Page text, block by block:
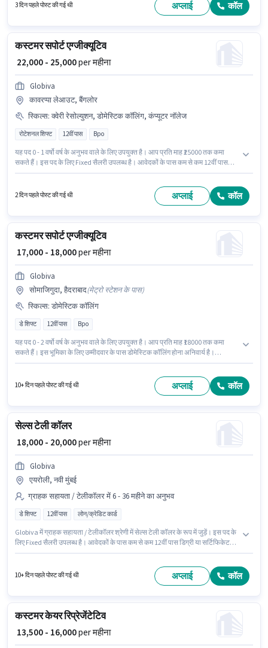
लिए खुली है, मासिक वेतन ₹15000 रहेगा। इस पद के लिए आवश्यक दस्तावेज़ जैसे PAN कार्ड,
3 दिन पहले पोस्ट की गई थी अप्लाई कॉल
कस्टमर सपोर्ट एग्जीक्यूटिव
₹ 22,000 - 25,000per महीना
Globiva
कावरप्पा लेआउट, बैंगलोर
स्किल्स: क्वेरी रेसोल्युशन, डोमेस्टिक कॉलिंग, कंप्यूटर नॉलेज
रोटेशनल शिफ्ट 12वीं पास Bpo
यह पद 0 - 1 वर्षो वर्ष के अनुभव वाले के लिए उपयुक्त है। आप प्रति माह ₹25000 तक कमा
सकते हैं। इस पद के लिए Fixed सैलरी उपलब्ध है। आवेदकों के पास कम से कम 12वीं पास
शिफ्ट के साथ और 6 days working प्रति सप्ताह है। आवेदक को हिंदी में धाराप्रवाह होना
2 दिन पहले पोस्ट की गई थी अप्लाई कॉल
कस्टमर सपोर्ट एग्जीक्यूटिव
₹ 17,000 - 18,000per महीना
Globiva
सोमाजिगुदा, हैदराबाद(मेट्रो स्टेशन के पास)
स्किल्स: डोमेस्टिक कॉलिंग
डे शिफ्ट 12वीं पास Bpo
यह पद 0 - 2 वर्षो वर्ष के अनुभव वाले के लिए उपयुक्त है। आप प्रति माह ₹18000 तक कमा
सकते हैं। इस भूमिका के लिए उम्मीदवार के पास डोमेस्टिक कॉलिंग होना अनिवार्य है।
इस पद के लिए उम्मीदवार के पास 12वीं पास डिग्री/सर्टिफिकेट होना अनिवार्य है।
10+ दिन पहले पोस्ट की गई थी अप्लाई कॉल
सेल्स टेली कॉलर
₹ 18,000 - 20,000per महीना
Globiva
एयरोली, नवी मुंबई
ग्राहक सहायता / टेलीकॉलर में 6 - 36 महीने का अनुभव
डे शिफ्ट 12वीं पास लोन/क्रेडिट कार्ड
Globiva में ग्राहक सहायता / टेलीकॉलर श्रेणी में सेल्स टेली कॉलर के रूप में जुड़ें। इस पद के
लिए Fixed सैलरी उपलब्ध है। आवेदकों के पास कम से कम 12वीं पास डिग्री या सर्टिफिकेट
साथ और 6 days working प्रति सप्ताह है।
10+ दिन पहले पोस्ट की गई थी अप्लाई कॉल
कस्टमर केयर रिप्रेजेंटेटिव
₹ 13,500 - 16,000per महीना